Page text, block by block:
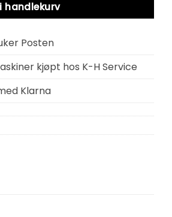
handlekurv
Posten
kjøpt hos K-H Service
Klarna